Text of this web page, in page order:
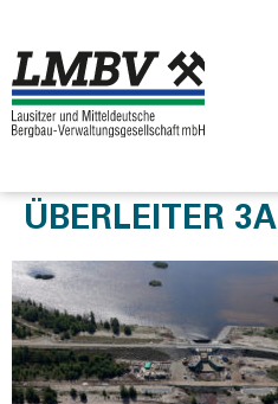
ÜBERLEITER 3A